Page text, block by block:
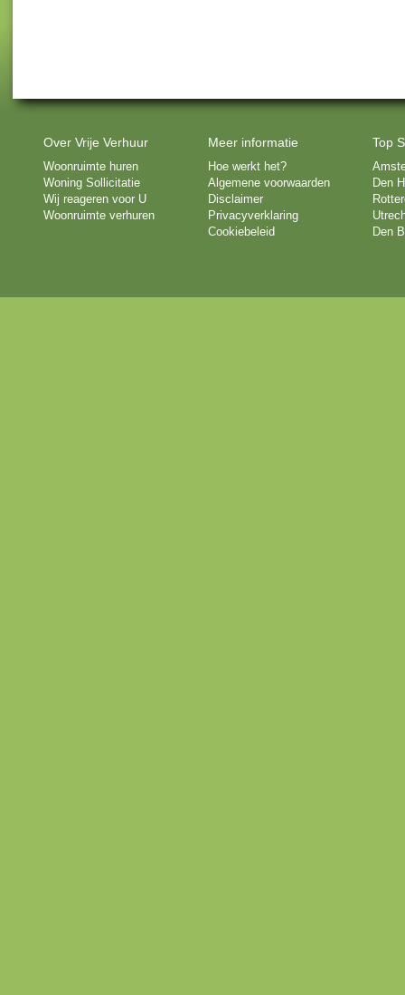
Over Vrije Verhuur
Woonruimte huren
Woning Sollicitatie
Wij reageren voor U
Woonruimte verhuren
Meer informatie
Hoe werkt het?
Algemene voorwaarden
Disclaimer
Privacyverklaring
Cookiebeleid
Top
Den
Den